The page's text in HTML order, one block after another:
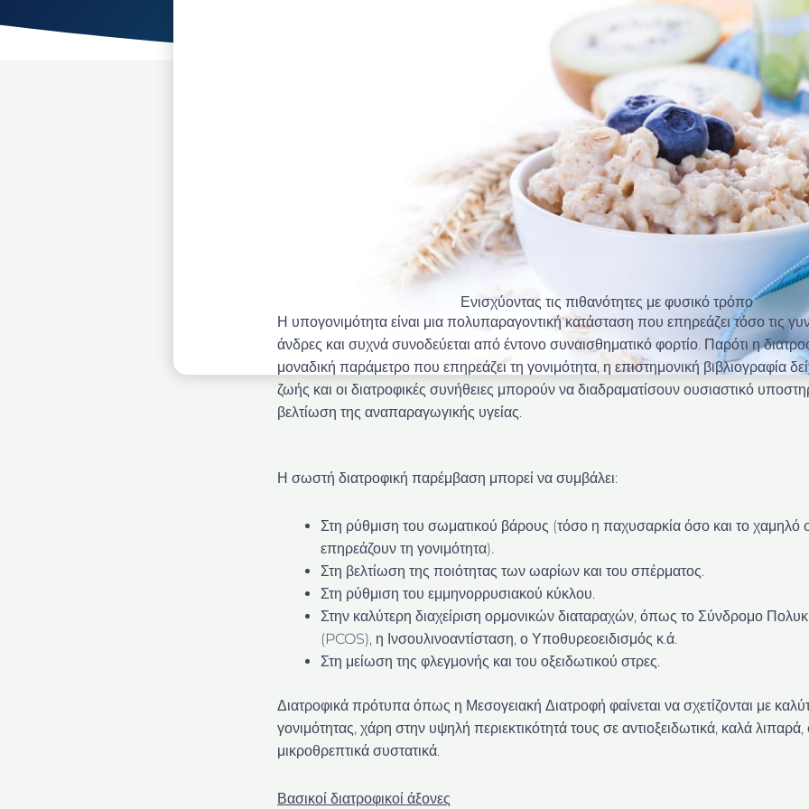
Ενισχύοντας τις πιθανότητες με φυσικό τρόπο
Η υπογονιμότητα είναι μια πολυπαραγοντική κατάσταση που επηρεάζει τόσο τις
άνδρες και συχνά συνοδεύεται από έντονο συναισθηματικό φορτίο. Παρότι η
μοναδική παράμετρο που επηρεάζει τη γονιμότητα, η επιστημονική βιβλιογραφία
ζωής και οι διατροφικές συνήθειες μπορούν να διαδραματίσουν ουσιαστικό
βελτίωση της αναπαραγωγικής υγείας.
Η σωστή διατροφική παρέμβαση μπορεί να συμβάλει:
Στη ρύθμιση του σωματικού βάρους (τόσο η παχυσαρκία όσο και το χαμηλό
επηρεάζουν τη γονιμότητα).
Στη βελτίωση της ποιότητας των ωαρίων και του σπέρματος.
Στη ρύθμιση του εμμηνορρυσιακού κύκλου.
Στην καλύτερη διαχείριση ορμονικών διαταραχών, όπως το Σύνδρομο
(PCOS), η Ινσουλινοαντίσταση, ο Υποθυρεοειδισμός κ.ά.
Στη μείωση της φλεγμονής και του οξειδωτικού στρες.
Διατροφικά πρότυπα όπως η Μεσογειακή Διατροφή φαίνεται να σχετίζονται με
γονιμότητας, χάρη στην υψηλή περιεκτικότητά τους σε αντιοξειδωτικά, καλά λιπαρά,
μικροθρεπτικά συστατικά.
Βασικοί διατροφικοί άξονες